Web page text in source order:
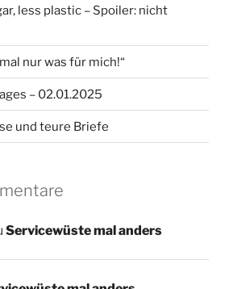
less plastic – Spoiler: nicht
nur was für mich!“
– 02.01.2025
und teure Briefe
Servicewüste mal anders